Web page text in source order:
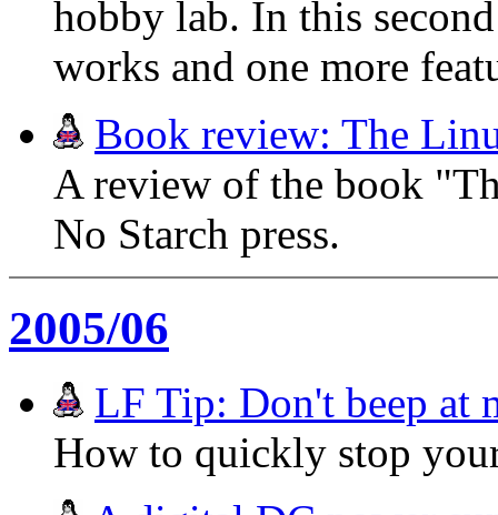
hobby lab. In this
works and one more
Book review: The
A review of the book
No Starch press.
2005/06
LF Tip: Don't beep at
How to quickly stop